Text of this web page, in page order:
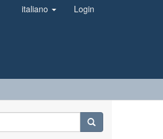
italiano Login